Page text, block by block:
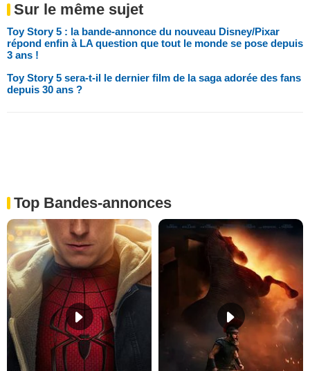
Sur le même sujet
Toy Story 5 : la bande-annonce du nouveau Disney/Pixar
répond enfin à LA question que tout le monde se pose depuis
3 ans !
Toy Story 5 sera-t-il le dernier film de la saga adorée des fans
depuis 30 ans ?
Top Bandes-annonces